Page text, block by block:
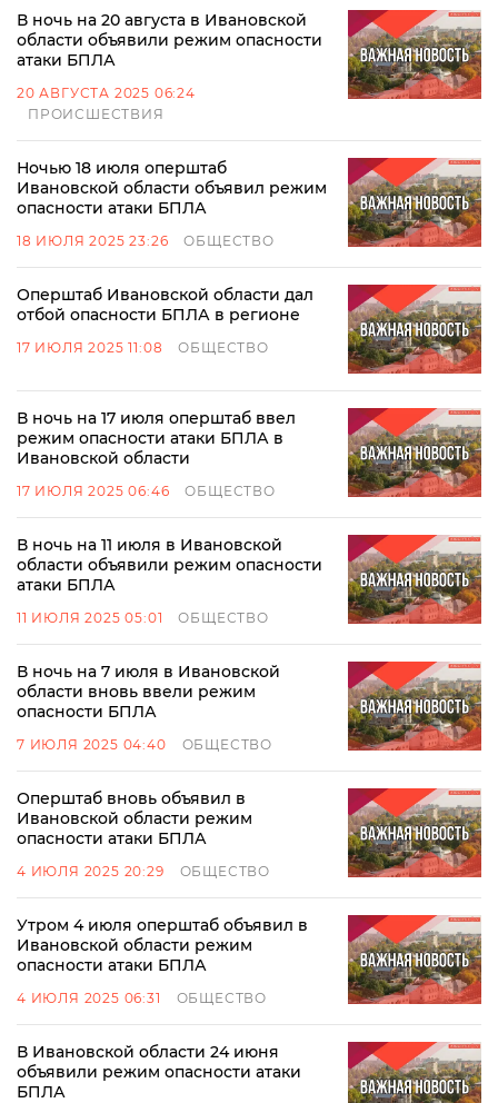
В ночь на 20 августа в Ивановской
области объявили режим опасности
атаки БПЛА
20 АВГУСТА 2025 06:24
ПРОИСШЕСТВИЯ
Ночью 18 июля оперштаб
Ивановской области объявил режим
опасности атаки БПЛА
18 ИЮЛЯ 2025 23:26 ОБЩЕСТВО
Оперштаб Ивановской области дал
отбой опасности БПЛА в регионе
17 ИЮЛЯ 2025 11:08 ОБЩЕСТВО
В ночь на 17 июля оперштаб ввел
режим опасности атаки БПЛА в
Ивановской области
17 ИЮЛЯ 2025 06:46 ОБЩЕСТВО
В ночь на 11 июля в Ивановской
области объявили режим опасности
атаки БПЛА
11 ИЮЛЯ 2025 05:01 ОБЩЕСТВО
В ночь на 7 июля в Ивановской
области вновь ввели режим
опасности БПЛА
7 ИЮЛЯ 2025 04:40 ОБЩЕСТВО
Оперштаб вновь объявил в
Ивановской области режим
опасности атаки БПЛА
4 ИЮЛЯ 2025 20:29 ОБЩЕСТВО
Утром 4 июля оперштаб объявил в
Ивановской области режим
опасности атаки БПЛА
4 ИЮЛЯ 2025 06:31 ОБЩЕСТВО
В Ивановской области 24 июня
объявили режим опасности атаки
БПЛА